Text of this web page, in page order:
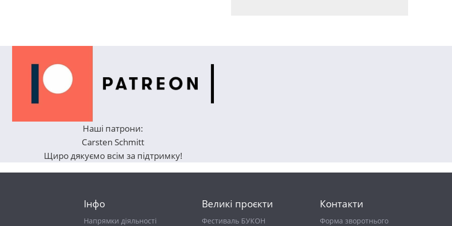
Наші патрони:
Carsten Schmitt
Щиро дякуємо всім за підтримку!
Інфо
Напрямки діяльності
Великі проєкти
Фестиваль БУКОН
Контакти
Форма зворотнього